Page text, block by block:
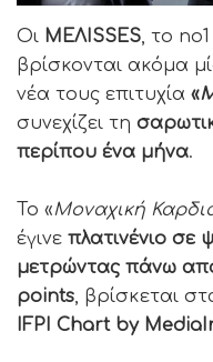
Οι ΜΕΛISSES, το
βρίσκονται ακόμα
νέα τους επιτυχία «
συνεχίζει τη
περίπου ένα μήνα.
Το «Μοναχική
έγινε πλατινένιο σε
μετρώντας πάνω
points, βρίσκεται
IFPI Chart by